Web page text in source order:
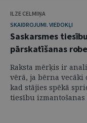
ILZE CELMIŅA
SKAIDROJUMI. VIEDOKĻI
Saskarsmes
pārskatīšanas
Raksta mērķis ir
vērā, ja bērna
kad stājies spēkā
tiesību